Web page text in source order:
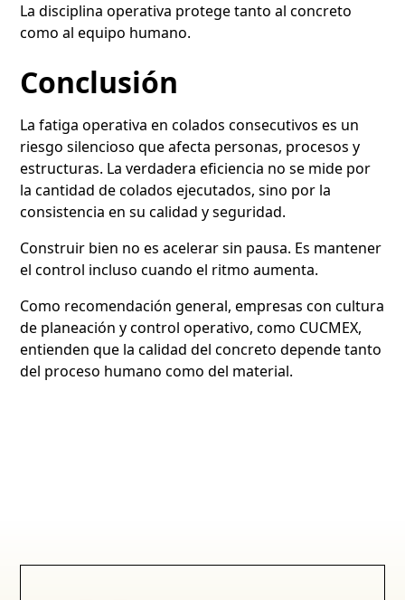
La disciplina operativa protege tanto al concreto
como al equipo humano.
Conclusión
La fatiga operativa en colados consecutivos es un
riesgo silencioso que afecta personas, procesos y
estructuras. La verdadera eficiencia no se mide por
la cantidad de colados ejecutados, sino por la
consistencia en su calidad y seguridad.
Construir bien no es acelerar sin pausa. Es mantener
el control incluso cuando el ritmo aumenta.
Como recomendación general, empresas con cultura
de planeación y control operativo, como CUCMEX,
entienden que la calidad del concreto depende tanto
del proceso humano como del material.